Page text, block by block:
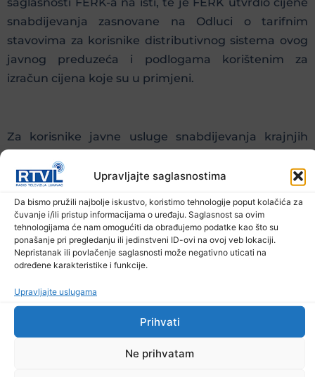
Upravljajte saglasnostima
Da bismo pružili najbolje iskustvo, koristimo tehnologije poput kolačića za
čuvanje i/ili pristup informacijama o uređaju. Saglasnost sa ovim
tehnologijama će nam omogućiti da obrađujemo podatke kao što su
ponašanje pri pregledanju ili jedinstveni ID-ovi na ovoj veb lokaciji.
Nepristanak ili povlačenje saglasnosti može negativno uticati na
određene karakteristike i funkcije.
Upravljajte uslugama
Prihvati
Ne prihvatam
snabdijevanja zasnovane na Odluci o tarifnim
stavovima za korisnike distributivnog sistema ovog
javnog preduzeća i podlogama korištenim za
izračun cijena koje su u primjeni.
Za korisnike javne usluge snabdijevanja krajnjih
ostaju iste”, stoji u saopštenju iz FERK-a.
Prethodna vijest Sljedeća vijest
Podijelite na mrežama